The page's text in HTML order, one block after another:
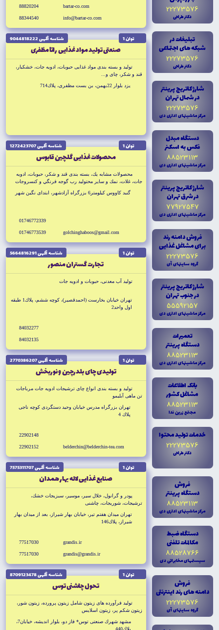
22273576
دکتر طراحى
تبليغات در
شبکه هاى اجتماعى
22273576
دکتر طراحى
شارژ کاتريج پرينتر
در شمال تهران
22273576
مرکز ماشينهاى ادارى دى
دستگاه مبدل
فکس به اسکنر
88523113
مرکز ماشينهاى ادارى دى
شارژ کاتريج پرينتر
در شرق تهران
77927547
مرکز ماشينهاى ادارى دى
فروش دامنه رند
براى مشاغل غذايى
22273576
گروه سايتهاى آى
شارژ کاتريج پرينتر
در جنوب تهران
55592157
مرکز ماشينهاى ادارى دى
تعميرات
دستگاه پرينتر
88523113
مرکز ماشينهاى ادارى دى
بانک اطلاعات
مشاغل کشور
88523113
مجتمع زرين ندا
خدمات توليد محتوا
22273576
دکتر طراحى
فروش
دستگاه پرينتر
88523113
مرکز ماشينهاى ادارى دى
دستگاه ضبط
مکالمات تلفنى
88528766
سيستمهاى مخابراتى دى
فروش
دامنه هاى رند اينترنتى
22273576
گروه سايتهاى آى
bartar-co.com
info@bartar-co.com
88820204
88344540
توان 1 شناسه آگهى 9044818222
صنعتى توليد مواد غذايى راتا مظفرى
توليد و بسته بندى مواد غذايى حبوبات، ادويه جات، خشكبار،
قند و شكر، چاى و...
يزد بلوار 22بهمن، بن بست مظفرى، پلاك714
توان 1 شناسه آگهى 1272423707
محصولات غذايى گلچين قابوس
محصولات مشابه يك، بسته بندى قند و شكر، حبوبات، ادويه
جات، غلات، نمك و ساير محتوليد رب گوجه فرنگي و كنسروجات
گنبد كاووس كيلومتر6 بزرگراه آزادشهر، ابتداى نگين شهر
golchinghaboos@gmail.com
01746772339
01746773539
توان 1 شناسه آگهى 5664816291
تجارت گستران منصور
توليد آب معدنى، حبوبات و ادويه جات
تهران خيابان بخارست (احمدقصير)، كوچه ششم، پلاك1 طبقه
اول واحد2
84032277
84032135
توان 1 شناسه آگهى 2770386207
توليدى چاى بلدرچين و نوربخش
توليد و بسته بندى انواع چاى ترشيجات ادويه جات مرباجات
تن ماهى آبليمو
تهران بزرگراه مدرس خيابان وحيد دستگردى كوچه ناجى
پلاك 4
belderchin@belderchin-tea.com
22902148
22902152
توان 1 شناسه آگهى 7575311707
صنايع غذايى لاله بهار همدان
پودر و گرانول، خلال سير، موسير، سبزيجات خشك،
ترشيجات، شوريجات، چاشنى
تهران ميدان هفتم تير، خيابان بهار شيراز، بعد از ميدان بهار
شيراز، پلاك146
grandis.ir
grandis@grandis.ir
77517030
77517030
توان 1 شناسه آگهى 8709123478
تحول چاشنى توس
توليد فرآورده هاى زيتون شامل زيتون پرورده، زيتون شور،
زيتون شكم پر، زيتون اسلايس
مشهد شهرك صنعتى توس* فاز دو، بلوار انديشه، خيابان7،
پلاك440